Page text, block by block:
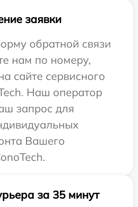
заявки
обратной связи
нам по номеру,
сайте сервисного
Наш оператор
запрос для
Вашего
за 35 минут